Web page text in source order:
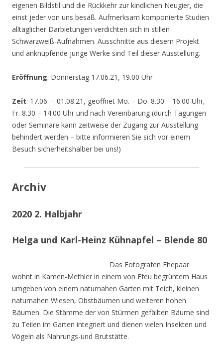
eigenen Bildstil und die Rückkehr zur kindlichen Neugier, die
einst jeder von uns besaß. Aufmerksam komponierte Studien
alltäglicher Darbietungen verdichten sich in stillen
Schwarzweiß-Aufnahmen. Ausschnitte aus diesem Projekt
und anknüpfende junge Werke sind Teil dieser Ausstellung.
Eröffnung: Donnerstag 17.06.21, 19.00 Uhr
Zeit: 17.06. – 01.08.21, geöffnet Mo. – Do. 8.30 – 16.00 Uhr,
Fr. 8.30 – 14.00 Uhr und nach Vereinbarung (durch Tagungen
oder Seminare kann zeitweise der Zugang zur Ausstellung
behindert werden – bitte informieren Sie sich vor einem
Besuch sicherheitshalber bei uns!)
Archiv
2020 2. Halbjahr
Helga und Karl-Heinz Kühnapfel – Blende 80
Das Fotografen Ehepaar
wohnt in Kamen-Methler in einem von Efeu begrüntem Haus
umgeben von einem naturnahen Garten mit Teich, kleinen
naturnahen Wiesen, Obstbäumen und weiteren hohen
Bäumen. Die Stämme der von Stürmen gefällten Bäume sind
zu Teilen im Garten integriert und dienen vielen Insekten und
Vögeln als Nahrungs-und Brutstätte.